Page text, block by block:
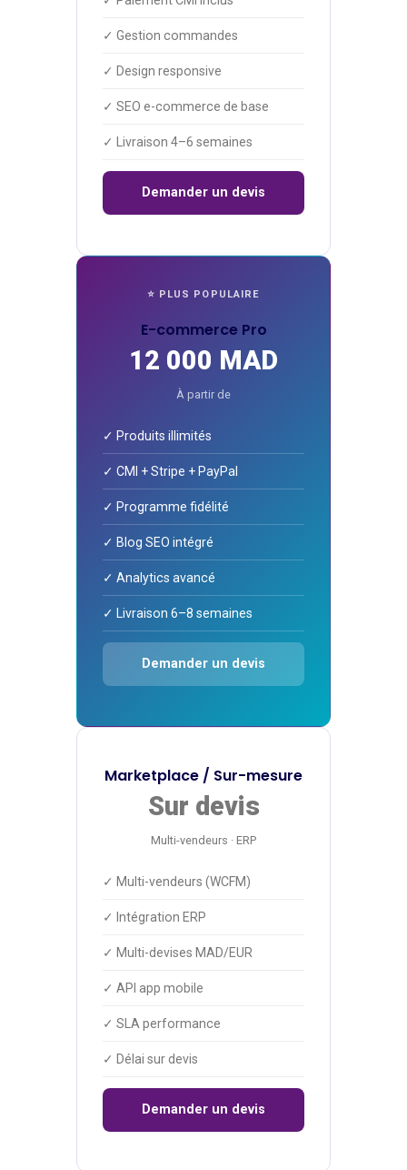
✓ Gestion commandes
✓ Design responsive
✓ SEO e-commerce de base
✓ Livraison 4–6 semaines
Demander un devis
⭐ PLUS POPULAIRE
E-commerce Pro
12 000 MAD
À partir de
✓ Produits illimités
✓ CMI + Stripe + PayPal
✓ Programme fidélité
✓ Blog SEO intégré
✓ Analytics avancé
✓ Livraison 6–8 semaines
Demander un devis
Marketplace / Sur-mesure
Sur devis
Multi-vendeurs · ERP
✓ Multi-vendeurs (WCFM)
✓ Intégration ERP
✓ Multi-devises MAD/EUR
✓ API app mobile
✓ SLA performance
✓ Délai sur devis
Demander un devis